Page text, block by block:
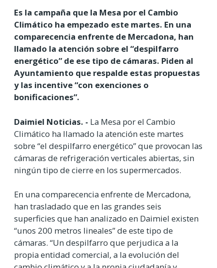
Es la campaña que la Mesa por el Cambio
Climático ha empezado este martes. En una
comparecencia enfrente de Mercadona, han
llamado la atención sobre el “despilfarro
energético” de ese tipo de cámaras. Piden al
Ayuntamiento que respalde estas propuestas
y las incentive “con exenciones o
bonificaciones”.
Daimiel Noticias. - La Mesa por el Cambio
Climático ha llamado la atención este martes
sobre “el despilfarro energético” que provocan las
cámaras de refrigeración verticales abiertas, sin
ningún tipo de cierre en los supermercados.
En una comparecencia enfrente de Mercadona,
han trasladado que en las grandes seis
superficies que han analizado en Daimiel existen
“unos 200 metros lineales” de este tipo de
cámaras. “Un despilfarro que perjudica a la
propia entidad comercial, a la evolución del